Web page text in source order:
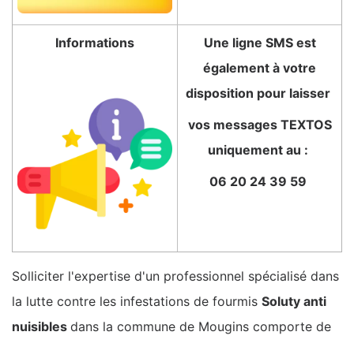
Informations
Une ligne SMS est
également à votre
disposition pour laisser
vos messages TEXTOS
uniquement au :
06 20 24 39 59
Solliciter l'expertise d'un professionnel spécialisé dans
la lutte contre les infestations de fourmis Soluty anti
nuisibles dans la commune de Mougins comporte de